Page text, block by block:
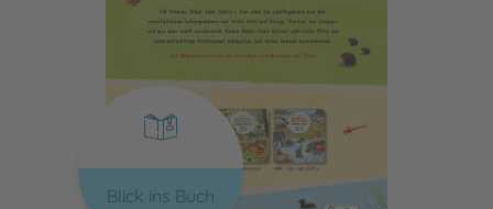
Blick ins Buch